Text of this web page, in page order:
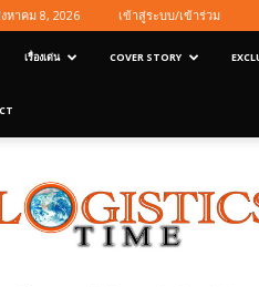
หาคม 8, 2026 เข้าสู่ระบบ/เข้าร่วม
เรื่องเด่น COVER STORY
Magazine